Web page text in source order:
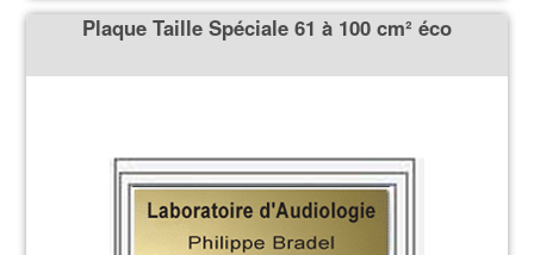
Plaque Taille Spéciale 61 à 100 cm² éco